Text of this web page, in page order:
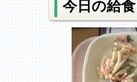
今日の給食